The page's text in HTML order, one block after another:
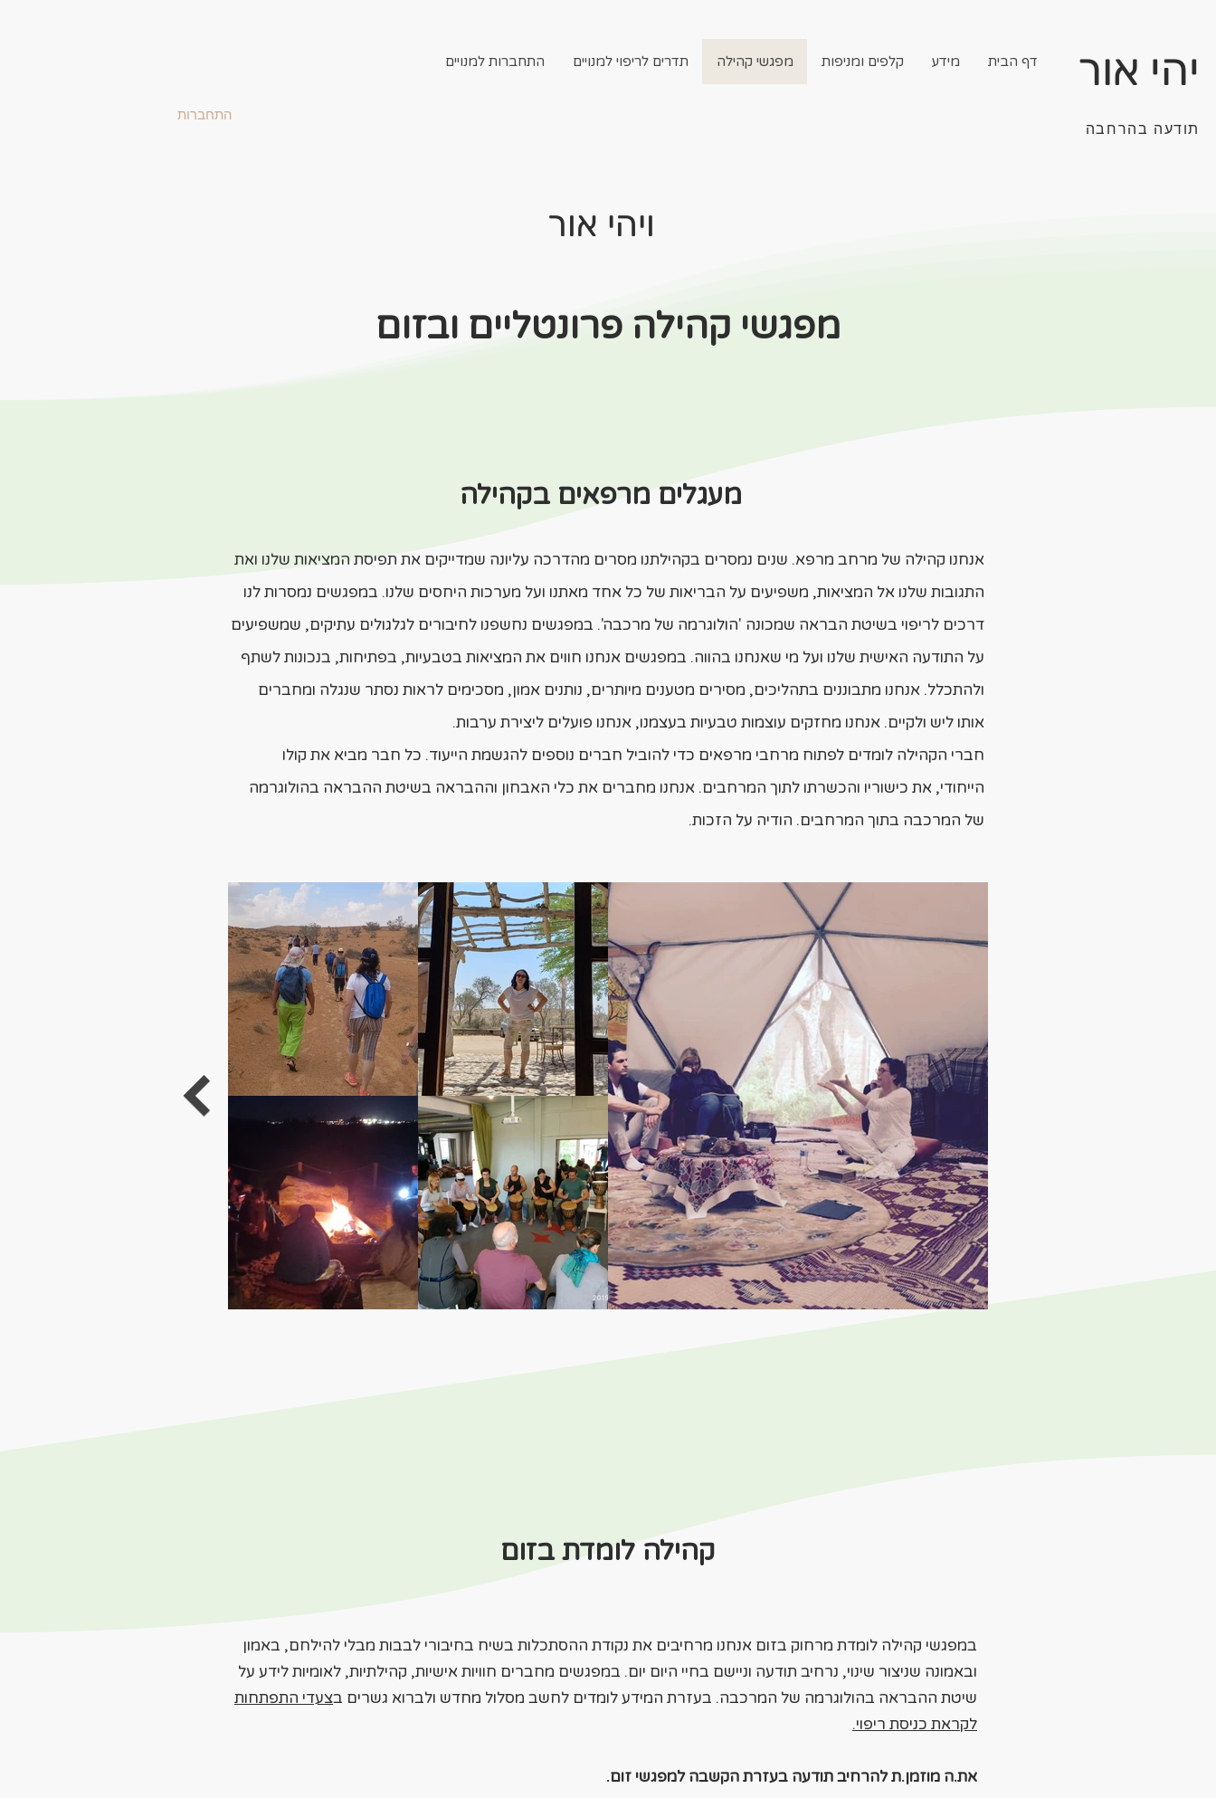
יהי אור
התחברות
דף הבית מידע קלפים ומניפות מפגשי קהילה תדרים לריפוי למנויים התחברות למנויים
תודעה בהרחבה
ויהי אור
מפגשי קהילה פרונטליים ובזום
מעגלים מרפאים בקהילה
​אנחנו קהילה של מרחב מרפא. שנים נמסרים בקהילתנו מסרים מהדרכה עליונה שמדייקים את תפיסת המציאות שלנו ואת
התגובות שלנו אל המציאות, משפיעים על הבריאות של כל אחד מאתנו ועל מערכות היחסים שלנו. במפגשים נמסרות לנו
דרכים לריפוי בשיטת הבראה שמכונה 'הולוגרמה של מרכבה'. במפגשים נחשפנו לחיבורים לגלגולים עתיקים, שמשפיעים
על התודעה האישית שלנו ועל מי שאנחנו בהווה. במפגשים אנחנו חווים את המציאות בטבעיות, בפתיחות, בנכונות לשתף
ולהתכלל. אנחנו מתבוננים בתהליכים, מסירים מטענים מיותרים, נותנים אמון, מסכימים לראות נסתר שנגלה ומחברים
אותו ליש ולקיים. אנחנו מחזקים עוצמות טבעיות בעצמנו, אנחנו פועלים ליצירת ערבות.
חברי הקהילה לומדים לפתוח מרחבי מרפאים כדי להוביל חברים נוספים להגשמת הייעוד. כל חבר מביא את קולו
הייחודי, את כישוריו והכשרתו לתוך המרחבים. אנחנו מחברים את כלי האבחון וההבראה בשיטת ההבראה בהולוגרמה
של המרכבה בתוך המרחבים. הודיה על הזכות.
קהילה לומדת בזום
​במפגשי קהילה לומדת מרחוק בזום אנחנו מרחיבים את נקודת ההסתכלות בשיח בחיבורי לבבות מבלי להילחם, באמון
ובאמונה שניצור שינוי, נרחיב תודעה וניישם בחיי היום יום. במפגשים מחברים חוויות אישיות, קהילתיות, לאומיות לידע על
שיטת ההבראה בהולוגרמה של המרכבה. בעזרת המידע לומדים לחשב מסלול מחדש ולברוא גשרים בצעדי התפתחות
לקראת כניסת ריפוי.
את.ה מוזמן.ת להרחיב תודעה בעזרת הקשבה למפגשי זום.